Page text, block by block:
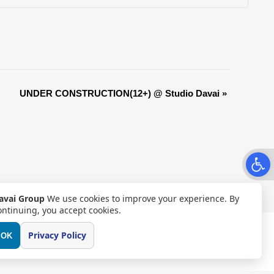
Open
UNDER CONSTRUCTION(12+) @ Studio Davai »
CONTACT
Group We use cookies to improve your experience. By
you accept cookies.
OK Privacy Policy